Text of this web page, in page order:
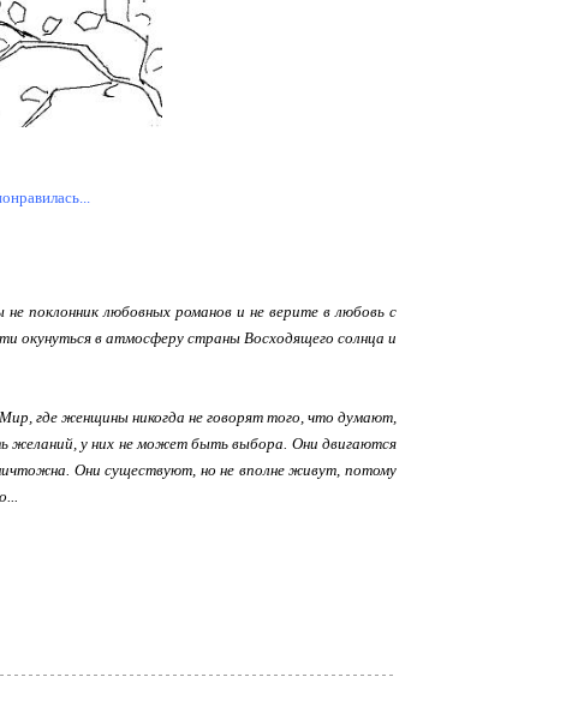
поклонник любовных романов и не верите в любовь с
окунуться в атмосферу страны Восходящего солнца и
где женщины никогда не говорят того, что думают,
желаний, у них не может быть выбора. Они двигаются
Они существуют, но не вполне живут, потому